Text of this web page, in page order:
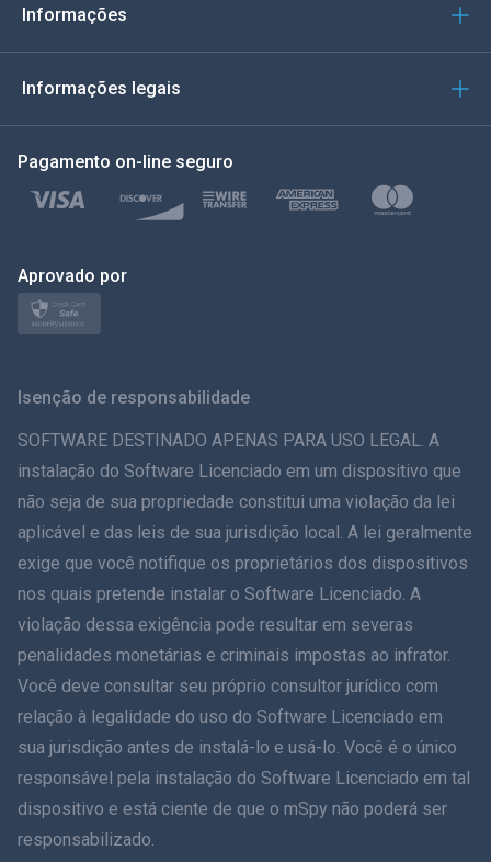
Italiano
Türkçe
Polonês
日本
ภาษาไทย
Dansk
हिंदी
עברית
Romãă
Ελληνικά
Informações
Informações legais
Pagamento on-line seguro
Aprovado por
Isenção de responsabilidade
SOFTWARE DESTINADO APENAS PARA USO LEGAL. A
instalação do Software Licenciado em um dispositivo que
não seja de sua propriedade constitui uma violação da lei
aplicável e das leis de sua jurisdição local. A lei geralmente
exige que você notifique os proprietários dos dispositivos
nos quais pretende instalar o Software Licenciado. A
violação dessa exigência pode resultar em severas
penalidades monetárias e criminais impostas ao infrator.
Você deve consultar seu próprio consultor jurídico com
relação à legalidade do uso do Software Licenciado em
sua jurisdição antes de instalá-lo e usá-lo. Você é o único
responsável pela instalação do Software Licenciado em tal
dispositivo e está ciente de que o mSpy não poderá ser
responsabilizado.